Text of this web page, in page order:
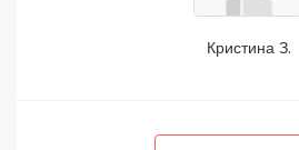
Кристина З.